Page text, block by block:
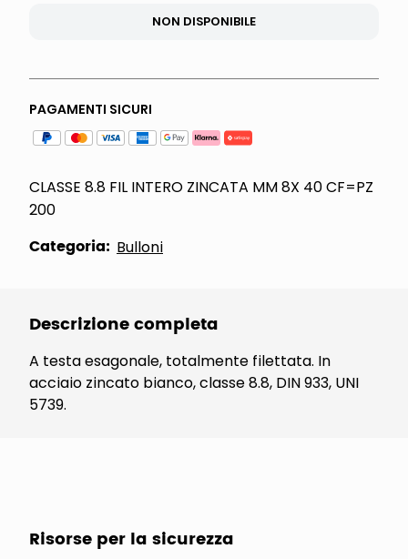
NON DISPONIBILE
PAGAMENTI SICURI
CLASSE 8.8 FIL INTERO ZINCATA MM 8X 40 CF=PZ
200
Categoria: Bulloni
Descrizione completa
A testa esagonale, totalmente filettata. In
acciaio zincato bianco, classe 8.8, DIN 933, UNI
5739.
Risorse per la sicurezza